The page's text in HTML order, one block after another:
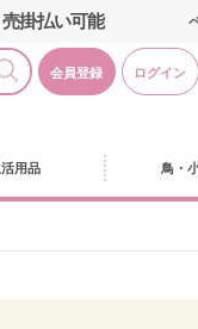
掛払い可能
会員登録 ログイン
用品 鳥・